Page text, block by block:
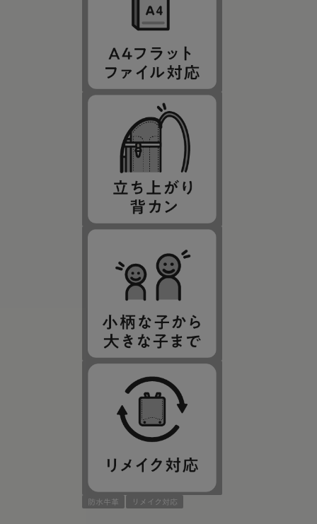
防水牛革 リメイク対応